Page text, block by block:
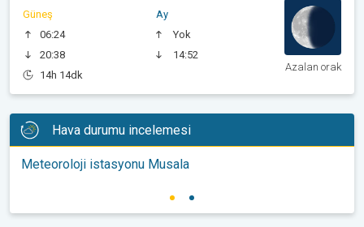
Güneş
06:24
20:38
14h 14dk
Ay
Yok
14:52
Azalan orak
Hava durumu incelemesi
Meteoroloji istasyonu Musala